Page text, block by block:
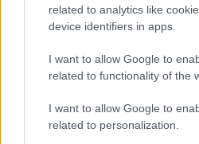
related to analytics like
device identifiers in apps.
I want to allow Google to
related to functionality of the
I want to allow Google to
related to personalization.
BEJEGYZÉS:Az ingyenes
módváltást Montpellier-ben
Pályamágus, a
2026-05-19 15:15:26